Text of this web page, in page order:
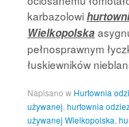
karbazolowi
Wielkopolska
pełnosprawnym
łuskiewników
Napisano w Hurtownia
używanej hurtownia
używanej Wielkopolska